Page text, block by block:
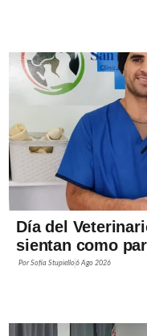
Día del
sientan como
PorSofía Stupiello6 Ago 2026